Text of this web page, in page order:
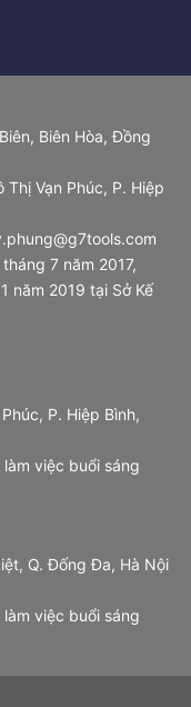
Biên Hòa, Đồng
Vạn Phúc, P. Hiệp
7 năm 2017,
năm 2019 tại Sở Kế
P. Hiệp Bình,
việc buổi sáng
Q. Đống Đa, Hà Nội
việc buổi sáng